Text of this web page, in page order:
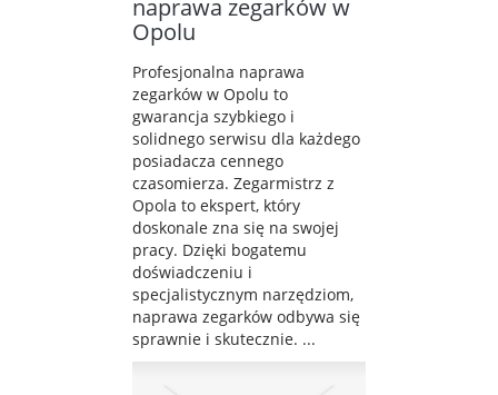
naprawa zegarków w
Opolu
Profesjonalna naprawa
zegarków w Opolu to
gwarancja szybkiego i
solidnego serwisu dla każdego
posiadacza cennego
czasomierza. Zegarmistrz z
Opola to ekspert, który
doskonale zna się na swojej
pracy. Dzięki bogatemu
doświadczeniu i
specjalistycznym narzędziom,
naprawa zegarków odbywa się
sprawnie i skutecznie. ...